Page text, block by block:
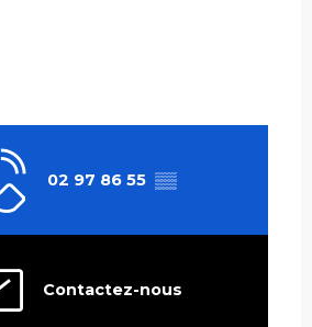
02 97 86 55 ▒▒
Contactez-nous